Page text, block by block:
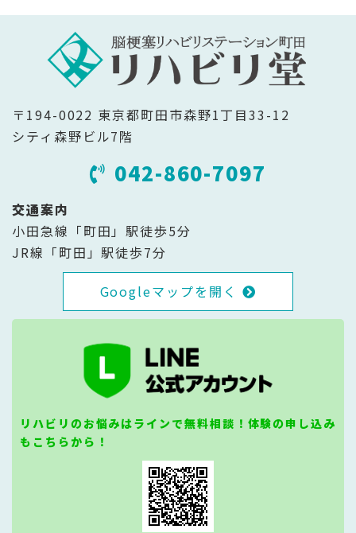
〒194-0022 東京都町田市森野1丁目33-12
シティ森野ビル7階
042-860-7097
交通案内
小田急線「町田」駅徒歩5分
JR線「町田」駅徒歩7分
Googleマップを開く
リハビリのお悩みはラインで無料相談！体験の申し込み
もこちらから！